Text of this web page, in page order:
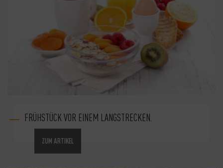
FRÜHSTÜCK VOR EINEM LANGSTRECKEN.
ZUM ARTIKEL